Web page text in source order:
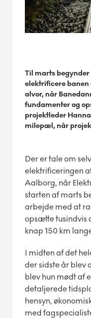
Til marts
elektrificere
alvor, når
fundamenter og
projektleder
milepæl, når
Der er tale om
elektrificeringen
Aalborg, når
starten af marts
arbejde med at
opsætte tusindvis
knap 150 km
I midten af det
der sidste år blev
blev hun mødt af
detaljerede
hensyn,
med